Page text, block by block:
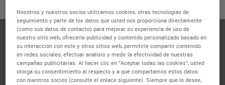
Dr. Peters received his BA and MD from Boston University.
He is currently the Director of Surgical Pathology and
Associate Professor of Pathology at the New Jersey
Medical School, Rutgers University. He is also the
President of Pathology Innovations, LLC.
Nosotros y nuestros socios utilizamos cookies, otras tecnologías de
seguimiento y parte de los datos que usted nos proporciona directamente
(como sus datos de contacto) para mejorar su experiencia de uso de
nuestro sitio web, ofrecerle publicidad y contenido personalizado basado en
su interacción con este y otros sitios web, permitirle compartir contenido
en redes sociales, efectuar análisis y medir la efectividad de nuestras
campañas publicitarias. Al hacer clic en “Aceptar todas las cookies”, usted
otorga su consentimiento al respecto y a que compartamos estos datos
con nuestros socios (consulte el enlace siguiente). Siempre que lo desee,